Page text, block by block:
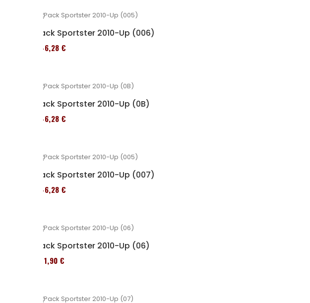
Pack Sportster 2010-Up (006)
246,28 €
Pack Sportster 2010-Up (0B)
246,28 €
Pack Sportster 2010-Up (007)
246,28 €
Pack Sportster 2010-Up (06)
371,90 €